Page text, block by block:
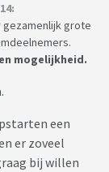
gezamenlijk grote
mogelijkheid.
een
er zoveel
bij willen